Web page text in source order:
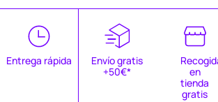
Entrega rápida
Envío gratis
+50€*
en
tienda
gratis